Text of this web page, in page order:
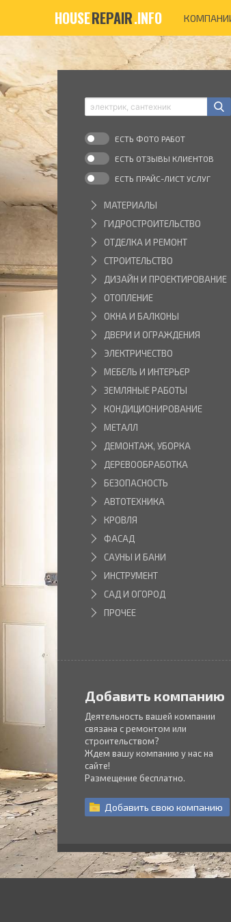
HOUSEREPAIR.INFO
ЕСТЬ ФОТО РАБОТ
ЕСТЬ ОТЗЫВЫ КЛИЕНТОВ
ЕСТЬ ПРАЙС-ЛИСТ УСЛУГ
МАТЕРИАЛЫ
ГИДРОСТРОИТЕЛЬСТВО
ОТДЕЛКА И РЕМОНТ
СТРОИТЕЛЬСТВО
ДИЗАЙН И ПРОЕКТИРОВАНИЕ
ОТОПЛЕНИЕ
ОКНА И БАЛКОНЫ
ДВЕРИ И ОГРАЖДЕНИЯ
ЭЛЕКТРИЧЕСТВО
МЕБЕЛЬ И ИНТЕРЬЕР
ЗЕМЛЯНЫЕ РАБОТЫ
КОНДИЦИОНИРОВАНИЕ
МЕТАЛЛ
ДЕМОНТАЖ, УБОРКА
ДЕРЕВООБРАБОТКА
БЕЗОПАСНОСТЬ
АВТОТЕХНИКА
КРОВЛЯ
ФАСАД
САУНЫ И БАНИ
ИНСТРУМЕНТ
САД И ОГОРОД
ПРОЧЕЕ
Добавить компанию
Деятельность вашей компании
связана с ремонтом или
строительством?
Ждем вашу компанию у нас на
сайте!
Размещение бесплатно.
Добавить свою компанию